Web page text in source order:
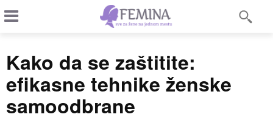
Kako da se zaštitite:
efikasne tehnike ženske
samoodbrane